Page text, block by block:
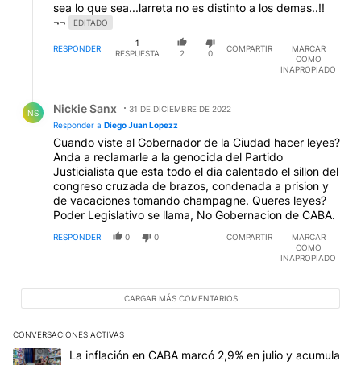
sea lo que sea...larreta no es distinto a los demas..!!
¬¬
EDITADO
RESPONDER
1
RESPUESTA
2 0
COMPARTIR
MARCAR
COMO
INAPROPIADO
NS Nickie Sanx
31 DE DICIEMBRE DE 2022
Responder a Diego Juan Lopezz
Cuando viste al Gobernador de la Ciudad hacer leyes?
Anda a reclamarle a la genocida del Partido
Justicialista que esta todo el dia calentado el sillon del
congreso cruzada de brazos, condenada a prision y
de vacaciones tomando champagne. Queres leyes?
Poder Legislativo se llama, No Gobernacion de CABA.
RESPONDER 0 0 COMPARTIR
MARCAR
COMO
INAPROPIADO
CARGAR MÁS COMENTARIOS
CONVERSACIONES ACTIVAS
Este listado muestra los artículos con más comentarios en los
Un artículo de tendencia con el título "La inflación en CABA
La inflación en CABA marcó 2,9% en julio y acumula